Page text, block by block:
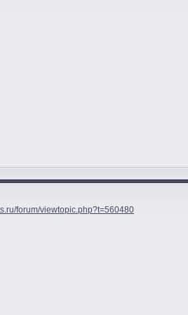
forum/viewtopic.php?t=560480